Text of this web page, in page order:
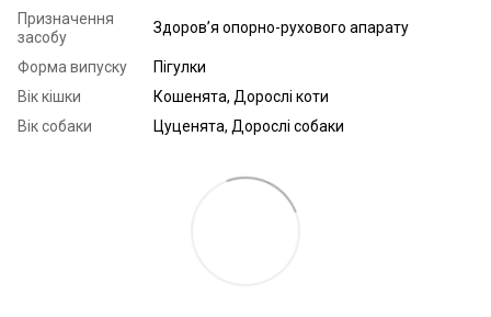
Призначення
засобу
Здоров’я опорно-рухового апарату
Форма випуску
Пігулки
Вік кішки
Кошенята, Дорослі коти
Вік собаки
Цуценята, Дорослі собаки